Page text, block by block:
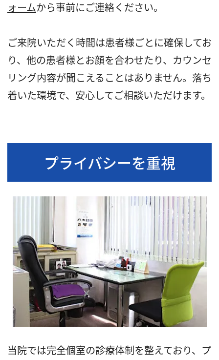
ォームから事前にご連絡ください。
ご来院いただく時間は患者様ごとに確保してお
り、他の患者様とお顔を合わせたり、カウンセ
リング内容が聞こえることはありません。落ち
着いた環境で、安心してご相談いただけます。
プライバシーを重視
当院では完全個室の診療体制を整えており、プ